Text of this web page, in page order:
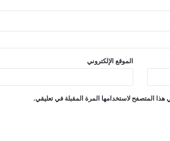
الموقع الإلكتروني
المتصفح لاستخدامها المرة المقبلة في تعليقي.